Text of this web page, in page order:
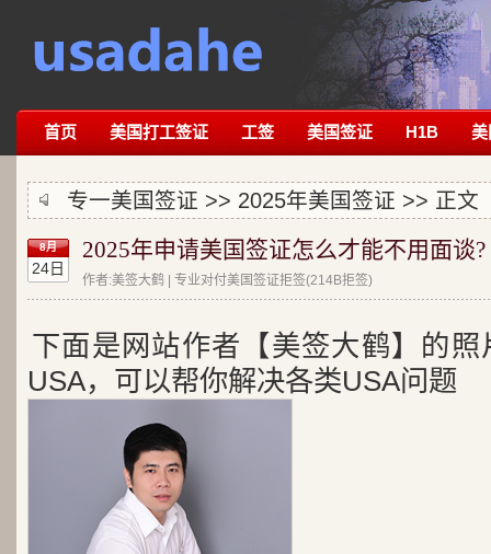
首页 美国打工签证 工签 美国签证 H1B 美
专一美国签证 >> 2025年美国签证 >> 正文
8月
24日
2025年申请美国签证怎么才能不用面谈?
作者:美签大鹤 | 专业对付美国签证拒签(214B拒签)
下面是网站作者【美签大鹤】的
USA，可以帮你解决各类USA问题